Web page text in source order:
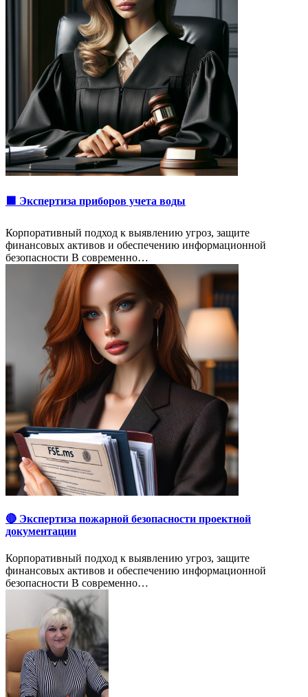
🟩 Экспертиза приборов учета воды
Корпоративный подход к выявлению угроз, защите
финансовых активов и обеспечению информационной
безопасности В современно…
🔴 Экспертиза пожарной безопасности проектной
документации
Корпоративный подход к выявлению угроз, защите
финансовых активов и обеспечению информационной
безопасности В современно…